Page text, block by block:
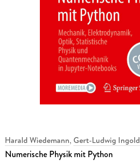
Harald Wiedemann, Gert-Ludwig Ingold
Numerische Physik mit Python